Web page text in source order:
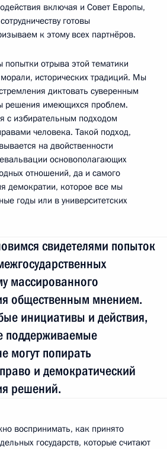
включая и Совет Европы,
готовы
к этому всех партнёров.
отрыва этой тематики
исторических традиций. Мы
диктовать суверенным
решения имеющихся проблем.
с избирательным подходом
человека. Такой подход,
на двойственности
основополагающих
отношений, да и самого
демократии, которое все мы
годы или в университетских
свидетелями попыток
массированного
общественным мнением.
инициативы и действия,
поддерживаемые
могут попирать
и демократический
решений.
воспринимать, как принято
государств, которые считают